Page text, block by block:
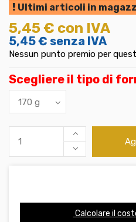
Ultimi articoli in
5,45 € con IVA
5,45 € senza IVA
Nessun punto premio per
Scegliere il tipo di
Calcolare il